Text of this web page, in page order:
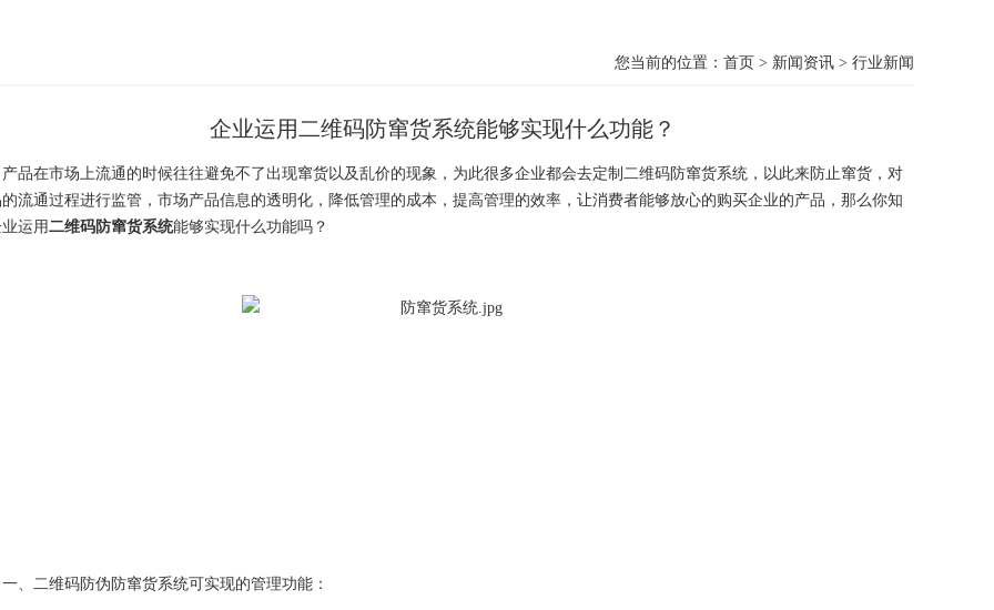
您当前的位置： 首页 > 新闻资讯 > 行业新闻
企业运用二维码防窜货系统能够实现什么功能？
在市场上流通的时候往往避免不了出现窜货以及乱价的现象，为此很多企业都会去定制二维码防窜货系统，以此来防止窜货，对
的流通过程进行监管，市场产品信息的透明化，降低管理的成本，提高管理的效率，让消费者能够放心的购买企业的产品，那么你知
运用二维码防窜货系统能够实现什么功能吗？
二维码防伪防窜货系统可实现的管理功能：